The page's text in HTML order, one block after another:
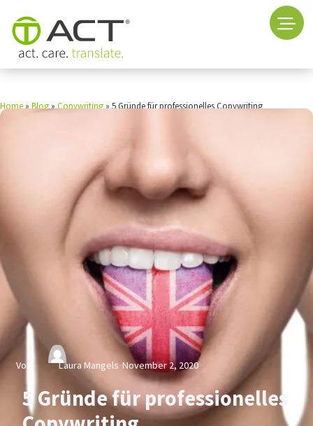
Home » Blog » Copywriting » 5 Gründe für professionelles Copywriting
VonLaura Mangels November 2, 2020
5 Gründe für professionelles